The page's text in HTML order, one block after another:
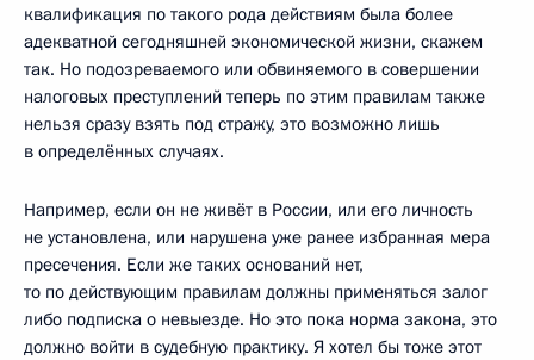
квалификация по такого рода действиям была более
адекватной сегодняшней экономической жизни, скажем
так. Но подозреваемого или обвиняемого в совершении
налоговых преступлений теперь по этим правилам также
нельзя сразу взять под стражу, это возможно лишь
в определённых случаях.
Например, если он не живёт в России, или его личность
не установлена, или нарушена уже ранее избранная мера
пресечения. Если же таких оснований нет,
то по действующим правилам должны применяться залог
либо подписка о невыезде. Но это пока норма закона, это
должно войти в судебную практику. Я хотел бы тоже этот